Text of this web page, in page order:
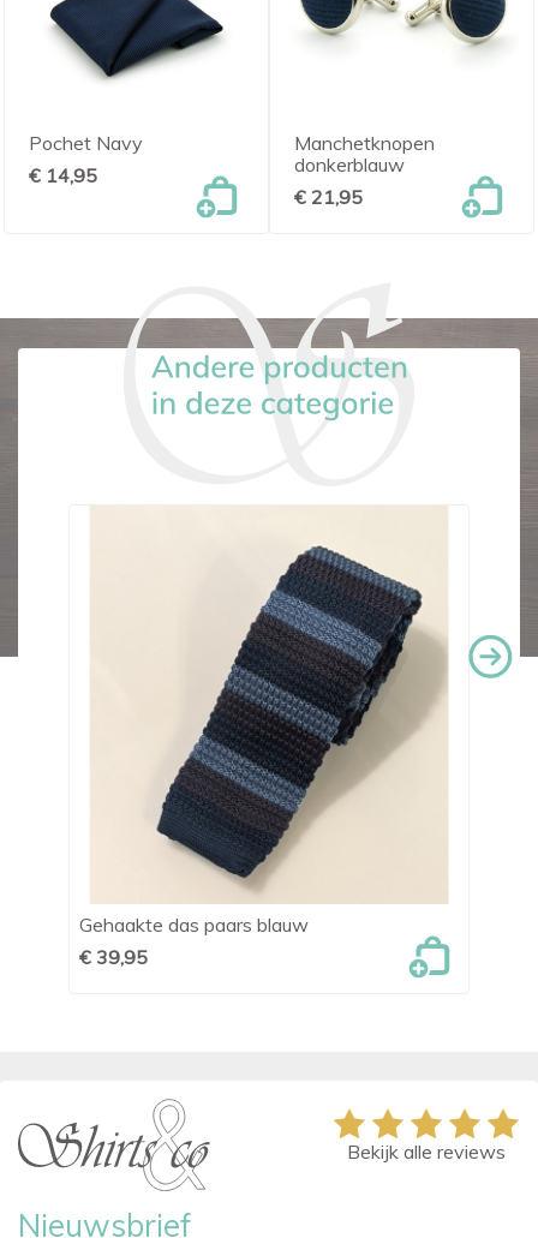
Pochet Navy
€ 14,95
Manchetknopen
donkerblauw
€ 21,95
Gehaakte das paars blauw
€ 39,95
Nieuwsbrief
Bekijk alle reviews